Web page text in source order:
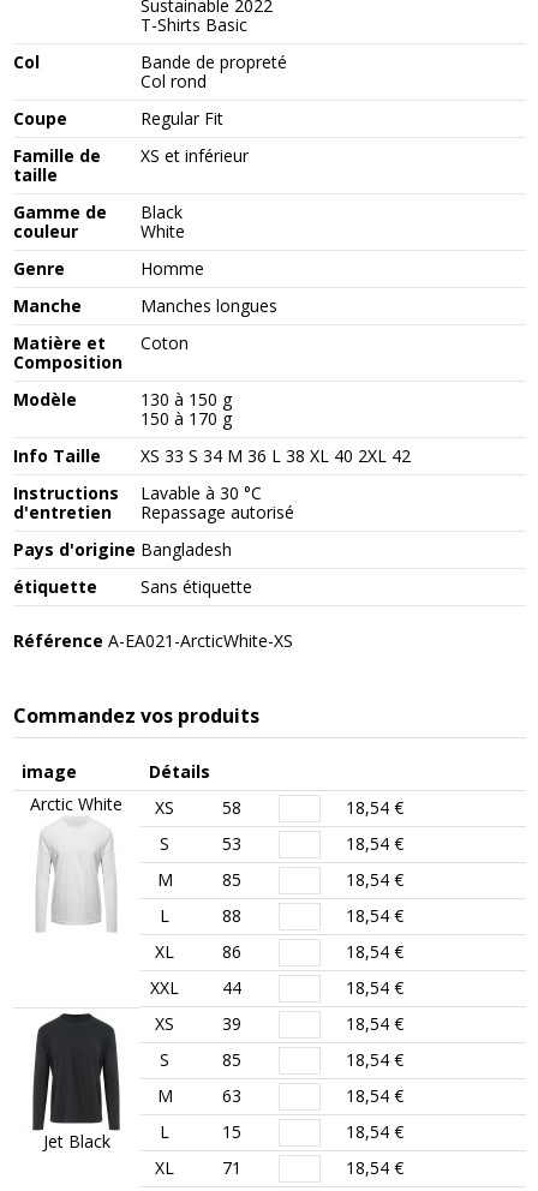
Sustainable 2022
T-Shirts Basic
Col
Bande de propreté
Col rond
Coupe
Regular Fit
Famille de
taille
XS et inférieur
Gamme de
couleur
Black
White
Genre
Homme
Manche
Manches longues
Matière et
Composition
Coton
Modèle
130 à 150 g
150 à 170 g
Info Taille
XS 33 S 34 M 36 L 38 XL 40 2XL 42
Instructions
d'entretien
Lavable à 30 °C
Repassage autorisé
Pays d'origine Bangladesh
étiquette
Sans étiquette
Référence A-EA021-ArcticWhite-XS
Commandez vos produits
image
Détails
Arctic White
XS 58
18,54 €
S
53
18,54 €
M
85
18,54 €
L
88
18,54 €
XL
86
18,54 €
XXL
44 18,54 €
Jet Black
XS 39
18,54 €
S
85
18,54 €
M
63
18,54 €
L
15
18,54 €
XL
71
18,54 €